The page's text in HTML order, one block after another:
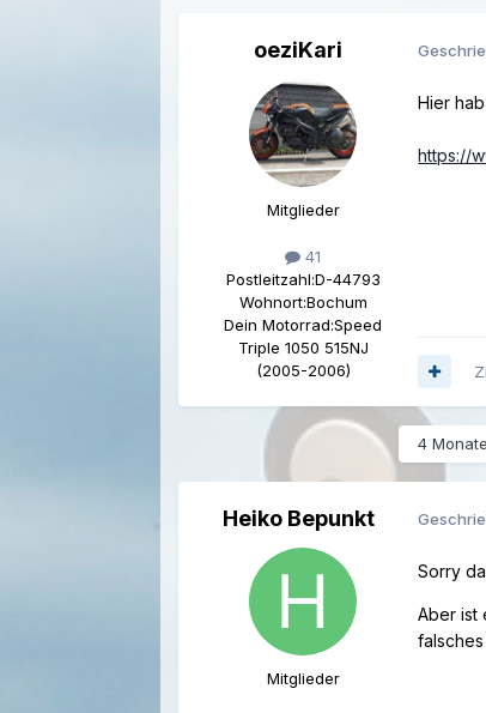
oeziKari
Mitglieder
41
Postleitzahl:D-44793
Wohnort:Bochum
Dein Motorrad:Speed
Triple 1050 515NJ
(2005-2006)
Hier
https://
4
Heiko Bepunkt
Mitglieder
Sorry
Aber ist